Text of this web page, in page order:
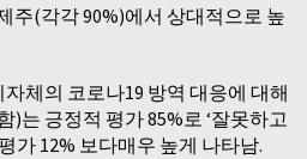
주(각각 90%)에서 상대적으로 높
체의 코로나19 방역 대응에 대해
)는 긍정적 평가 85%로 ‘잘못하고
가 12% 보다매우 높게 나타남.